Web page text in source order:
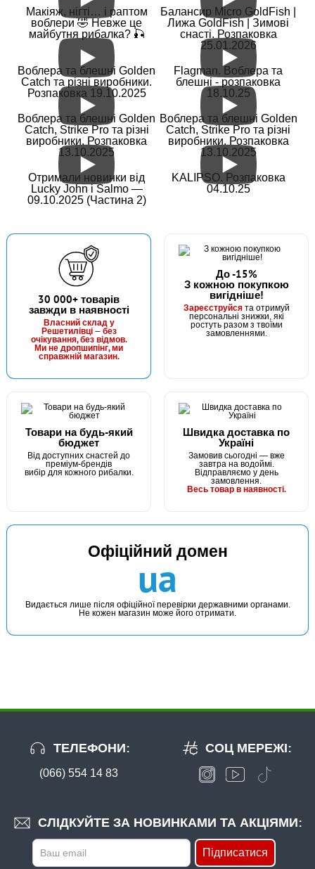
#FK-1093-6
В наявності
Маг: 6 шт Базар: 2 шт
24 грн 8 шт.
КУПИТИ
Гачок Fanatik AJI FK-1093 №6
#FK-1093-9
В наявності
24 грн 7 шт.
Гачок Fanatik AJI FK-1093 №9
КУПИТИ
Гачок Fanatik AJI FK-1093 №10
В наявності
Гачок Fanatik AJI FK-1093 №11
Макіяж, нігті… і раптом
воблери 🤣 Невже це
майбутня рибалка? 🎣
Балансир Micro GoldFish |
Лижа GoldFish | Зимові
снасті. Розпаковка
25.01.2026
Воблера та блешні Golden
Catch та різні виробники.
Розпаковка 19.10.2025
Flagman. Воблера та
блешні - розпаковка
18.10.25
Воблера та блешні Golden
Catch, Strike Pro та різні
виробники. Розпаковка
13.10.2025
Воблера та блешні Golden
Catch, Strike Pro та різні
виробники. Розпаковка
13.10.2025
Отримали новинки від
Lucky John і Salmo —
09.10.2025 (Частина 2)
KALIPSO. Розпаковка
04.10.25
30 000+ товарів
завжди в наявності
Власний склад у
Решетилівці — без
очікування, без відмов.
Ми не дропшипінг, ми
справжній магазин.
До -15%
З кожною покупкою
вигідніше!
Зареєструйсята отримуй
персональні знижки, які
ростуть разом з твоїми
замовленнями.
Товари на будь-який
бюджет
Від доступних снастей до
преміум-брендів
вибір для кожного рибалки.
Швидка доставка по
Україні
Замовив сьогодні — вже
завтра на водоймі.
Відправляємо у день
замовлення.
Весь товар в наявності.
Офіційний домен
ua
Видається лише після офіційної перевірки державними органами.
Не кожен магазин може його отримати.
ТЕЛЕФОНИ:
(066) 554 14 83
СЛІДКУЙТЕ ЗА НОВИНКАМИ ТА АКЦІЯМИ:
Підписатися
СОЦ МЕРЕЖІ: